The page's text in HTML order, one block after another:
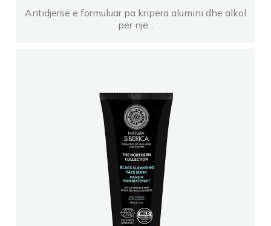
Antidjersë e formuluar pa kripera alumini dhe alkol
për një...